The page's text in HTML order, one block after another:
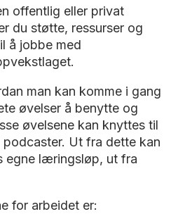
offentlig eller privat
du støtte, ressurser og
å jobbe med
man kan komme i gang
øvelser å benytte og
øvelsene kan knyttes til
Ut fra dette kan
egne læringsløp, ut fra
for arbeidet er: